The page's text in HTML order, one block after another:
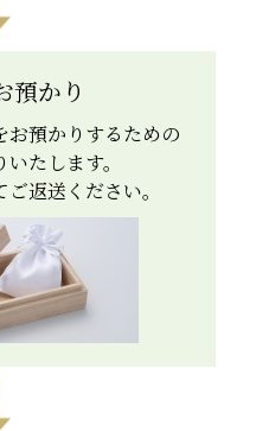
預かり
お預かりするための
たします。
返送ください。